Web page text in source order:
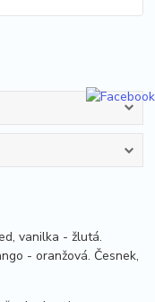
vanilka - žlutá.
- oranžová. Česnek,